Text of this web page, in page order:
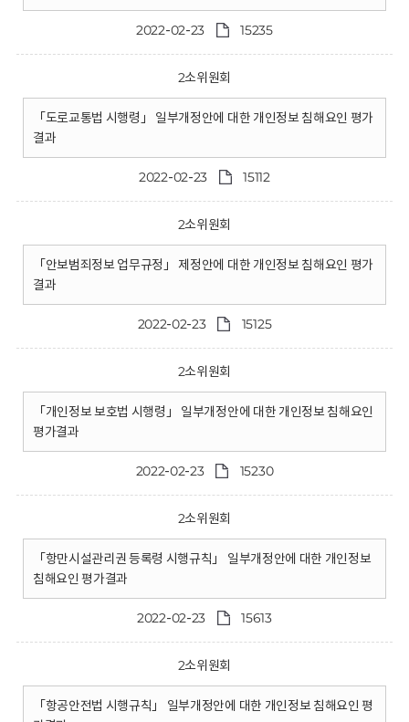
2022-02-23 15235
2소위원회
「도로교통법 시행령」 일부개정안에 대한 개인정보 침해요인 평가
결과
2022-02-23 15112
2소위원회
「안보범죄정보 업무규정」 제정안에 대한 개인정보 침해요인 평가
결과
2022-02-23 15125
2소위원회
「개인정보 보호법 시행령」 일부개정안에 대한 개인정보 침해요인
평가결과
2022-02-23 15230
2소위원회
「항만시설관리권 등록령 시행규칙」 일부개정안에 대한 개인정보
침해요인 평가결과
2022-02-23 15613
2소위원회
「항공안전법 시행규칙」 일부개정안에 대한 개인정보 침해요인 평